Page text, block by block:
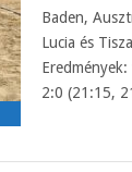
Baden,
Lucia és
2:0 (21:15,